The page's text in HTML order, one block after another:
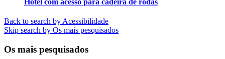
Hotel com acesso para cadeira de rodas
Back to search by Acessibilidade
Skip search by Os mais pesquisados
Os mais pesquisados